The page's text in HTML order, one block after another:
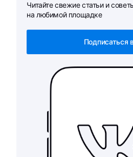
Читайте свежие статьи и
на любимой площадке
Подписаться